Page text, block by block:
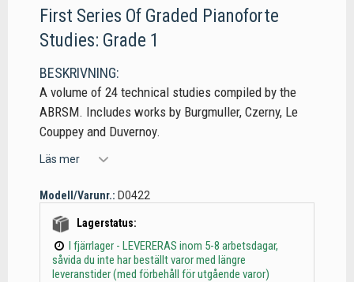
First Series Of Graded Pianoforte
Studies: Grade 1
BESKRIVNING:
A volume of 24 technical studies compiled by the
ABRSM. Includes works by Burgmuller, Czerny, Le
Couppey and Duvernoy.
Läs mer
Modell/Varunr.: D0422
Lagerstatus:
I fjärrlager - LEVERERAS inom 5-8 arbetsdagar,
såvida du inte har beställt varor med längre
leveranstider (med förbehåll för utgående varor)